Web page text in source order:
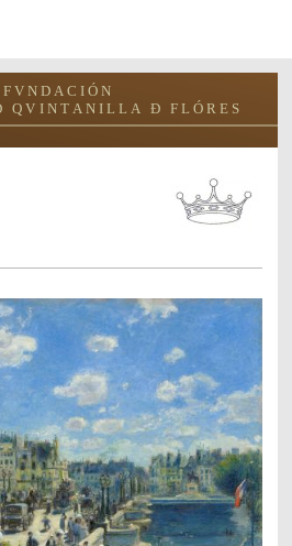
A C I Ó N
I N T A N I L L A Ð F L Ó R E S